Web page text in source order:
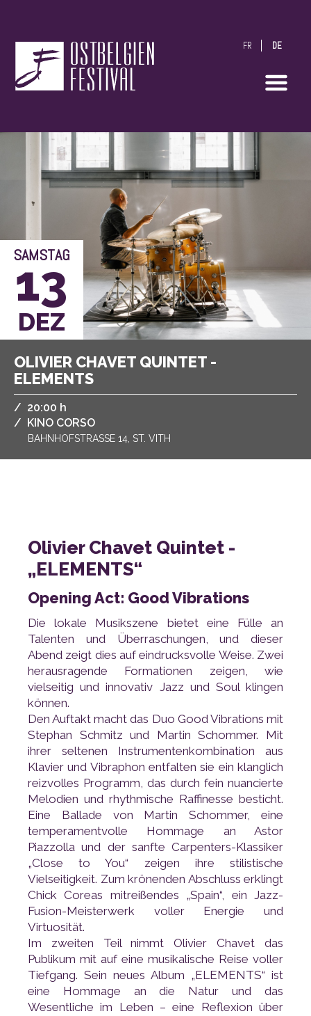
FR DE
ELEMENTS
/ 20:00 h
/ KINO CORSO
BAHNHOFSTRASSE 14, ST. VITH
SAMSTAG
13
DEZ
„ELEMENTS“
Opening Act: Good Vibrations
können.
Virtuosität.